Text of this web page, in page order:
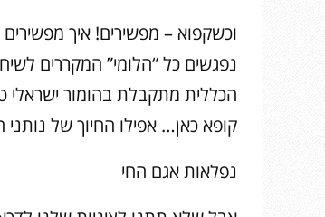
וכשקפוא – מפשירים! איך
נפגשים כל “הלומי” המקררים
הכללית מתקבלת בהומור ישראלי
קופא כאן… אפילו החיוך של נותני
נפלאות אגם החי